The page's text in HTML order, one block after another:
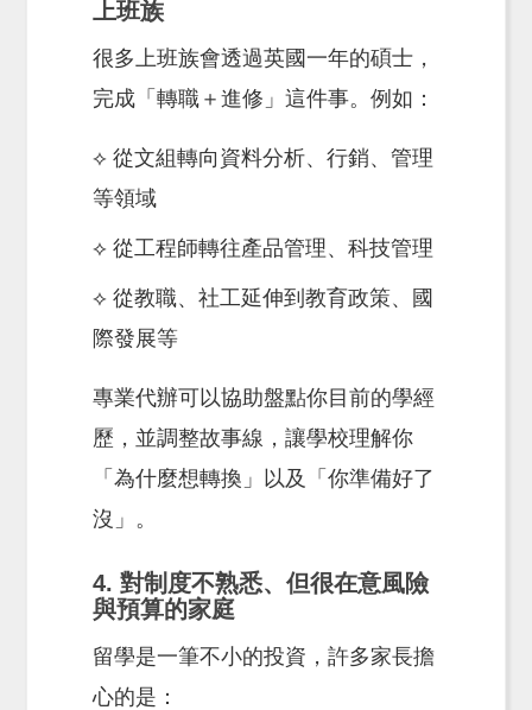
上班族
很多上班族會透過英國一年的碩士，
完成「轉職＋進修」這件事。例如：
⟡ 從文組轉向資料分析、行銷、管理
等領域
⟡ 從工程師轉往產品管理、科技管理
⟡ 從教職、社工延伸到教育政策、國
際發展等
專業代辦可以協助盤點你目前的學經
歷，並調整故事線，讓學校理解你
「為什麼想轉換」以及「你準備好了
沒」。
4. 對制度不熟悉、但很在意風險
與預算的家庭
留學是一筆不小的投資，許多家長擔
心的是：